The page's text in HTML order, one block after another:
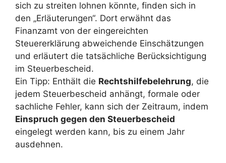
sich zu streiten lohnen könnte, finden sich in
den „Erläuterungen“. Dort erwähnt das
Finanzamt von der eingereichten
Steuererklärung abweichende Einschätzungen
und erläutert die tatsächliche Berücksichtigung
im Steuerbescheid.
Ein Tipp: Enthält die Rechtshilfebelehrung, die
jedem Steuerbescheid anhängt, formale oder
sachliche Fehler, kann sich der Zeitraum, indem
Einspruch gegen den Steuerbescheid
eingelegt werden kann, bis zu einem Jahr
ausdehnen.